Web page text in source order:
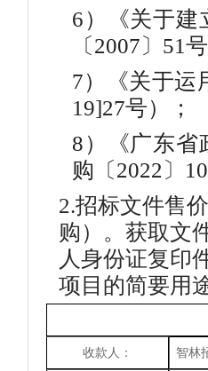
6）《关于建
〔2007〕51
7）《关于运
19]27号）
；
8 ）《广东
购〔 2022〕
2.招标文件售
购）。获取文
人身份证复印
项目的简要用
收款人： 智林